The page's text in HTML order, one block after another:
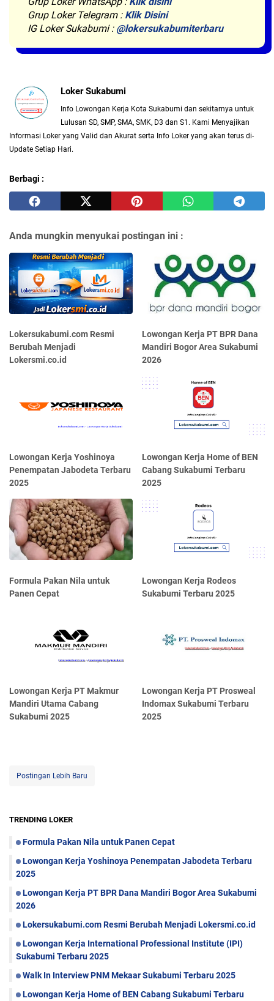
Grup Loker Telegram : Klik Disini
IG Loker Sukabumi : @lokersukabumiterbaru
Loker Sukabumi
Info Lowongan Kerja Kota Sukabumi dan sekitarnya untuk
Lulusan SD, SMP, SMA, SMK, D3 dan S1. Kami Menyajikan
Informasi Loker yang Valid dan Akurat serta Info Loker yang akan terus di-
Update Setiap Hari.
Berbagi :
Anda mungkin menyukai postingan ini :
Lokersukabumi.com Resmi
Berubah Menjadi
Lokersmi.co.id
Lowongan Kerja PT BPR Dana
Mandiri Bogor Area Sukabumi
2026
Lowongan Kerja Yoshinoya
Penempatan Jabodeta Terbaru
2025
Lowongan Kerja Home of BEN
Cabang Sukabumi Terbaru
2025
Formula Pakan Nila untuk
Panen Cepat
Lowongan Kerja Rodeos
Sukabumi Terbaru 2025
Lowongan Kerja PT Makmur
Mandiri Utama Cabang
Sukabumi 2025
Lowongan Kerja PT Prosweal
Indomax Sukabumi Terbaru
2025
Postingan Lebih Baru
TRENDING LOKER
Formula Pakan Nila untuk Panen Cepat
Lowongan Kerja Yoshinoya Penempatan Jabodeta Terbaru
2025
Lowongan Kerja PT BPR Dana Mandiri Bogor Area Sukabumi
2026
Lokersukabumi.com Resmi Berubah Menjadi Lokersmi.co.id
Lowongan Kerja International Professional Institute (IPI)
Sukabumi Terbaru 2025
Walk In Interview PNM Mekaar Sukabumi Terbaru 2025
Lowongan Kerja Home of BEN Cabang Sukabumi Terbaru